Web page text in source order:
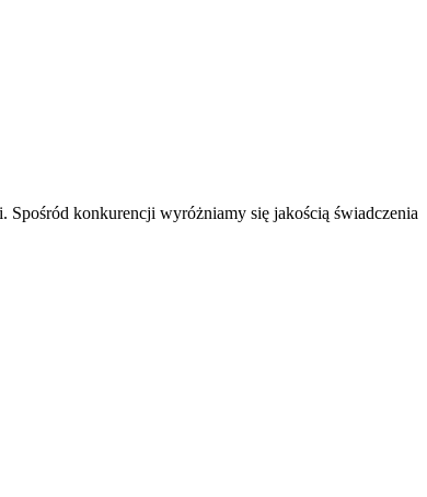
konkurencji wyróżniamy się jakością świadczenia